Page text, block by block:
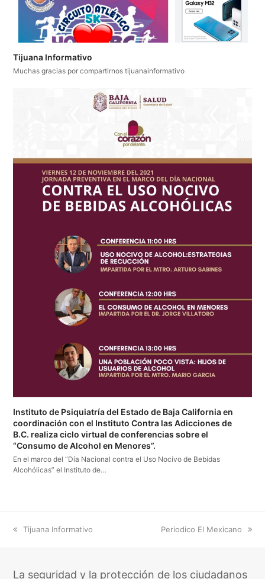
Tijuana Informativo
Muchas gracias por compartirnos tijuanainformativo
Instituto de Psiquiatría del Estado de Baja California en
coordinación con el Instituto Contra las Adicciones de
B.C. realiza ciclo virtual de conferencias sobre el
“Consumo de Alcohol en Menores”.
En el marco del “Día Nacional contra el Uso Nocivo de Bebidas
Alcohólicas” el Instituto de…
previous
Tijuana Informativo
next
Periodico El Mexicano
La seguridad y la protección de los ciudadanos